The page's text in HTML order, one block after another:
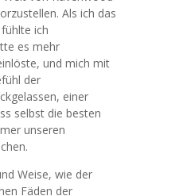
Als ich das
ich
es mehr
und mich mit
der
einer
selbst die besten
unseren
Weise, wie der
Fäden der